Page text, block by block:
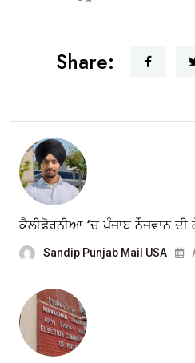
Share:
ਕੈਲੀਫੋਰਨੀਆ ‘ਚ ਪੰਜਾਬ ਨੌਜਵਾਨ ਦੀ
Sandip Punjab Mail USA